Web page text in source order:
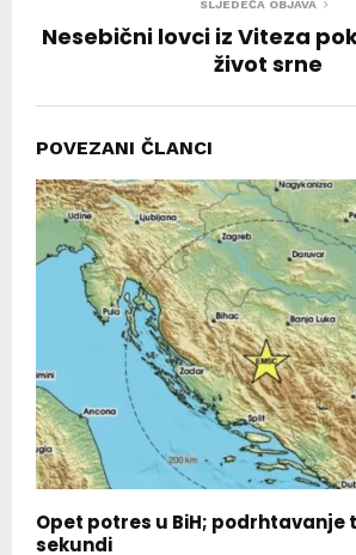
SLJEDEĆA OBJAVA
Nesebični lovci iz Viteza
život srne
POVEZANI ČLANCI
Opet potres u BiH; podrhtavanje
sekundi